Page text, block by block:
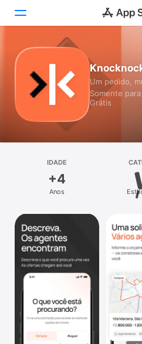
Jogos
Apps
Plataforma
iPad
Mac
Vision
Watch
TV
Um pedido,
Somente
Grátis
IDADE
+4
Anos